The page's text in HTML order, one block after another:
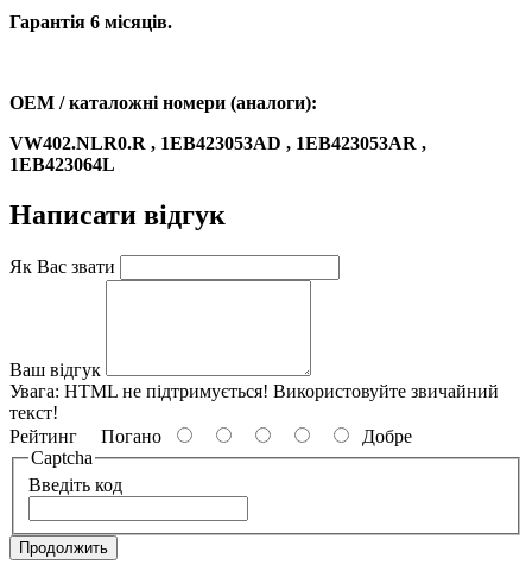
Гарантія 6 місяців.
OEM / каталожні номери (аналоги):
VW402.NLR0.R , 1EB423053AD , 1EB423053AR ,
1EB423064L
Написати відгук
Як Вас звати
Ваш відгук
Увага: HTML не підтримується! Використовуйте звичайний
текст!
Рейтинг Погано
Добре
Captcha
Введіть код
Продолжить